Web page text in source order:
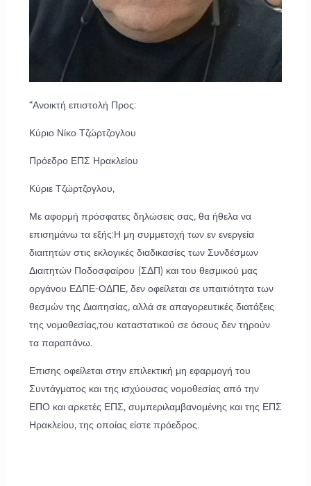
“Ανοικτή επιστολή Προς:
Κύριο Νίκο Τζώρτζογλου
Πρόεδρο ΕΠΣ Ηρακλείου
Κύριε Τζώρτζογλου,
Με αφορμή πρόσφατες δηλώσεις σας, θα ήθελα να
επισημάνω τα εξής:Η μη συμμετοχή των εν ενεργεία
διαιτητών στις εκλογικές διαδικασίες των Συνδέσμων
Διαιτητών Ποδοσφαίρου (ΣΔΠ) και του θεσμικού μας
οργάνου ΕΔΠΕ-ΟΔΠΕ, δεν οφείλεται σε υπαιτιότητα των
θεσμών της Διαιτησίας, αλλά σε απαγορευτικές διατάξεις
της νομοθεσίας,του καταστατικού σε όσους δεν τηρούν
τα παραπάνω.
Επισης οφείλεται στην επιλεκτική μη εφαρμογή του
Συντάγματος και της ισχύουσας νομοθεσίας από την
ΕΠΟ και αρκετές ΕΠΣ, συμπεριλαμβανομένης και της ΕΠΣ
Ηρακλείου, της οποίας είστε πρόεδρος.